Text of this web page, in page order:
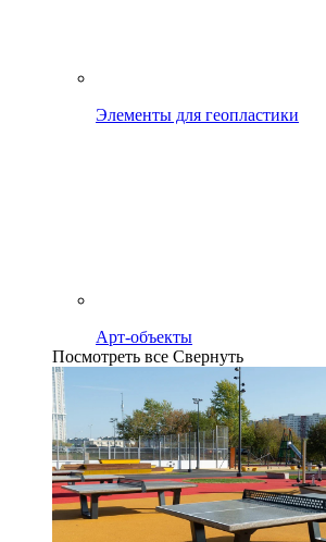
Элементы для геопластики
Арт-объекты
Посмотреть все Свернуть